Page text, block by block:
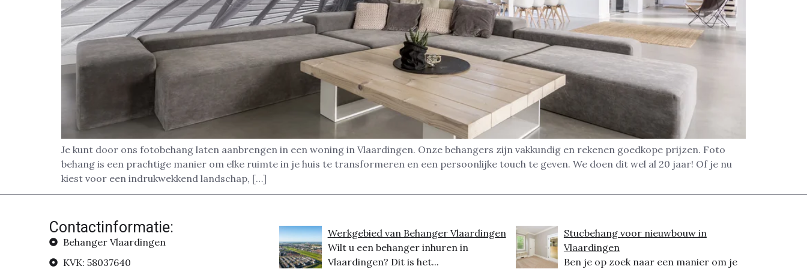
Je kunt door ons fotobehang laten aanbrengen in een woning in Vlaardingen. Onze behangers zijn vakkundig en rekenen goedkope prijzen. Foto
behang is een prachtige manier om elke ruimte in je huis te transformeren en een persoonlijke touch te geven. We doen dit wel al 20 jaar! Of je nu
kiest voor een indrukwekkend landschap, […]
Contactinformatie:
Behanger Vlaardingen
KVK: 58037640
Werkgebied van Behanger Vlaardingen
Wilt u een behanger inhuren in
Vlaardingen? Dit is het...
Stucbehang voor nieuwbouw in
Vlaardingen
Ben je op zoek naar een manier om je